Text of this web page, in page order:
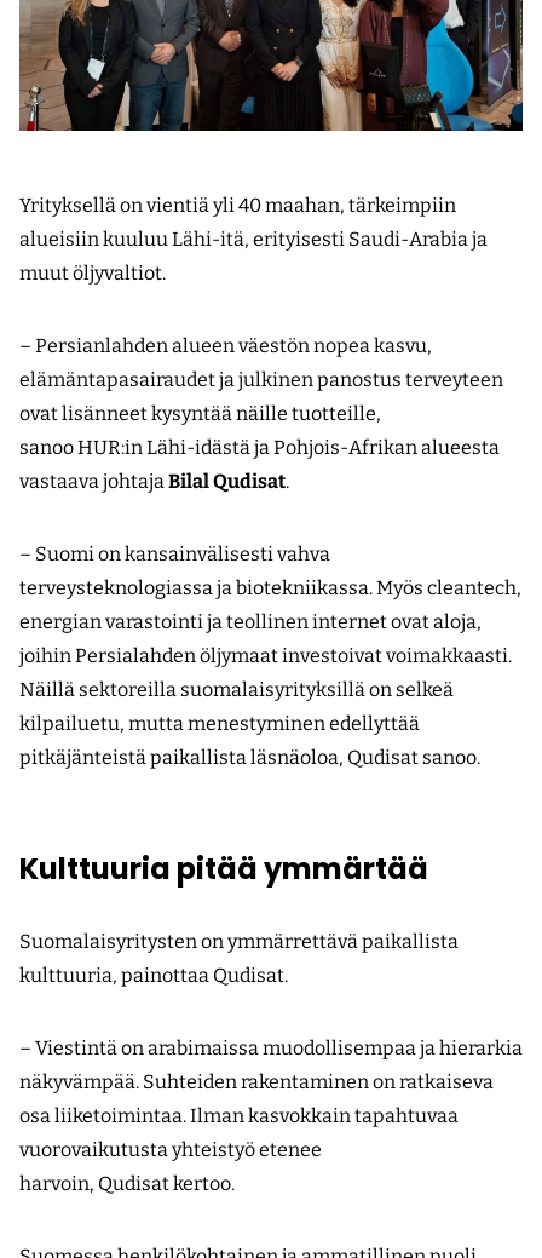
Yrityksellä on vientiä yli 40 maahan, tärkeimpiin
alueisiin kuuluu Lähi-itä, erityisesti Saudi-Arabia ja
muut öljyvaltiot.
– Persianlahden alueen väestön nopea kasvu,
elämäntapasairaudet ja julkinen panostus terveyteen
ovat lisänneet kysyntää näille tuotteille,
sanoo HUR:in Lähi-idästä ja Pohjois-Afrikan alueesta
vastaava johtajaBilal Qudisat.
– Suomi on kansainvälisesti vahva
terveysteknologiassa ja biotekniikassa. Myös cleantech,
energian varastointi ja teollinen internet ovat aloja,
joihin Persialahden öljymaat investoivat voimakkaasti.
Näillä sektoreilla suomalaisyrityksillä on selkeä
kilpailuetu, mutta menestyminen edellyttää
pitkäjänteistä paikallista läsnäoloa, Qudisat sanoo.
Kulttuuria pitää ymmärtää
Suomalaisyritysten on ymmärrettävä paikallista
kulttuuria, painottaa Qudisat.
– Viestintä on arabimaissa muodollisempaa ja hierarkia
näkyvämpää. Suhteiden rakentaminen on ratkaiseva
osa liiketoimintaa. Ilman kasvokkain tapahtuvaa
vuorovaikutusta yhteistyö etenee
harvoin, Qudisat kertoo.